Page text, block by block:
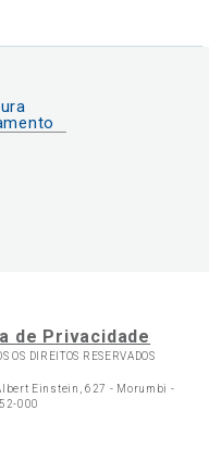
de Privacidade
OS DIREITOS RESERVADOS
Einstein, 627 - Morumbi -
000